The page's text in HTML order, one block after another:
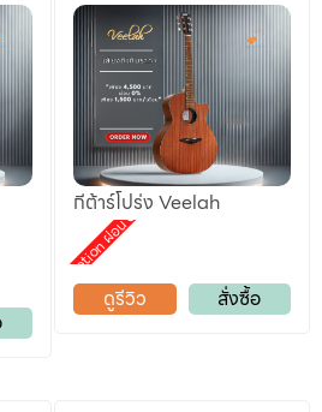
กีต้าร์โปร่ง Veelah
Promotion ผ่อน 0%
ดูรีวิว สั่งซื้อ